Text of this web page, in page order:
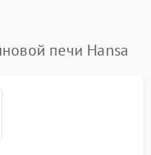
Подробнее →
печи Hansa